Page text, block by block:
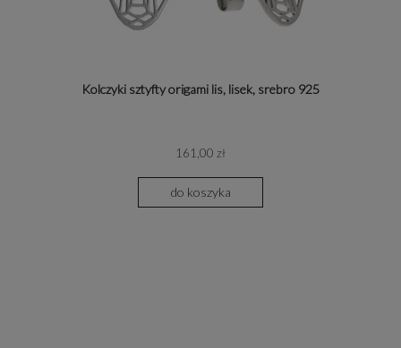
Kolczyki sztyfty origami lis, lisek, srebro 925
161,00 zł
do koszyka